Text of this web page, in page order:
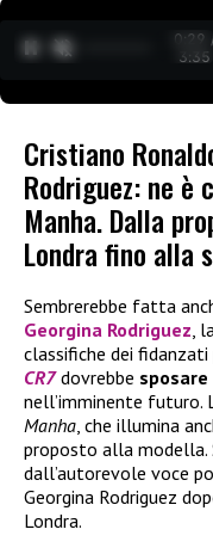
0:30
3:35
Cristiano
Rodriguez: ne è
Manha. Dalla
Londra fino alla
Sembrerebbe fatta
Georgina Rodriguez ,
classifiche dei
CR7dovrebbe sposare
nell’imminente futuro.
Manha , che illumina
proposto alla modella.
dall’autorevole voce
Georgina Rodriguez
Londra.